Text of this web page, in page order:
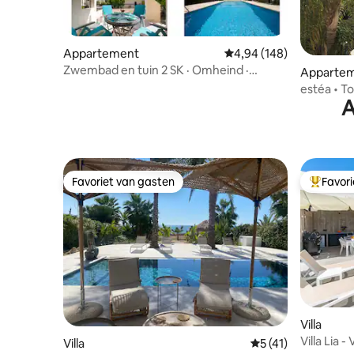
Appartement Gemiddelde
4,94 (148)
Zwembad en tuin 2 SK · Omheind ·
estéa •
Favoriet van gasten
Favoriet van gasten
Villa Gemiddelde
5 (41)
Villa
Villa Lia -